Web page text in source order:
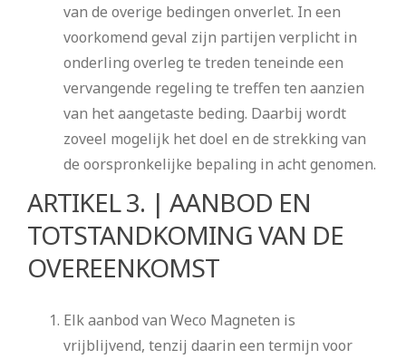
van de overige bedingen onverlet. In een
voorkomend geval zijn partijen verplicht in
onderling overleg te treden teneinde een
vervangende regeling te treffen ten aanzien
van het aangetaste beding. Daarbij wordt
zoveel mogelijk het doel en de strekking van
de oorspronkelijke bepaling in acht genomen.
ARTIKEL 3. | AANBOD EN
TOTSTANDKOMING VAN DE
OVEREENKOMST
Elk aanbod van Weco Magneten is
vrijblijvend, tenzij daarin een termijn voor